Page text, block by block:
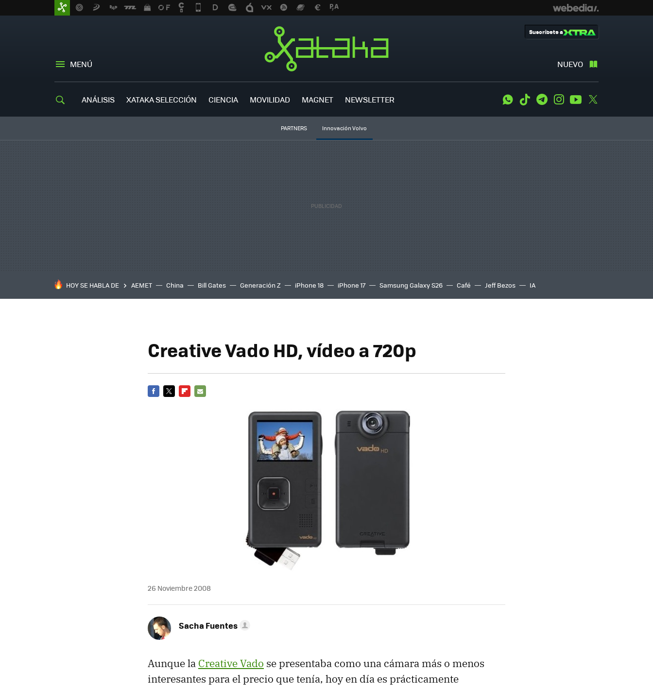
MENÚ NUEVO
Suscríbete a
ANÁLISIS XATAKA SELECCIÓN CIENCIA MOVILIDAD MAGNET NEWSLETTER WhatsApp
Tiktok TelegramInstagramYoutube
PARTNERS Innovación Volvo
HOY SE HABLA DE AEMET China Bill Gates Generación Z iPhone 18 iPhone 17 Samsung Galaxy S26 Café Jeff Bezos IA
Creative Vado HD, vídeo a 720p
26 Noviembre 2008
Sacha Fuentes
Aunque la Creative Vado se presentaba como una cámara más o menos
interesantes para el precio que tenía, hoy en día es prácticamente